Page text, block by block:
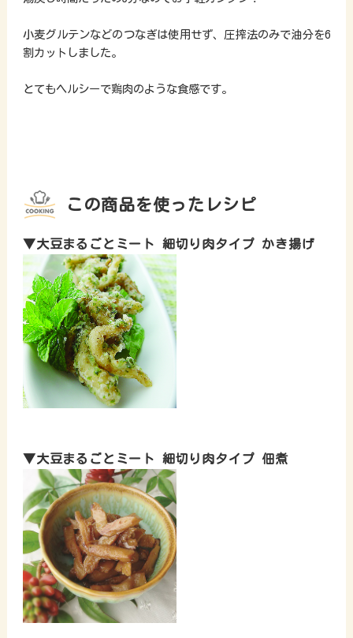
小麦グルテンなどのつなぎは使用せず、圧搾法のみで油分を6
割カットしました。
とてもヘルシーで鶏肉のような食感です。
この商品を使ったレシピ
▼大豆まるごとミート 細切り肉タイプ かき揚げ
▼大豆まるごとミート 細切り肉タイプ 佃煮